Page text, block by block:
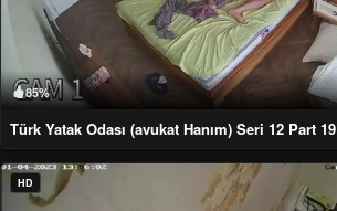
85%
Türk Yatak Odası (avukat Hanım) Seri 12 Part 19
HD